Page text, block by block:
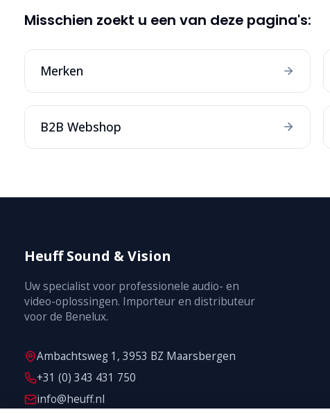
Misschien zoekt u een van deze pagina's:
Merken
B2B Webshop
Heuff Sound & Vision
Uw specialist voor professionele audio- en
video-oplossingen. Importeur en distributeur
voor de Benelux.
Ambachtsweg 1, 3953 BZ Maarsbergen
+31 (0) 343 431 750
info@heuff.nl